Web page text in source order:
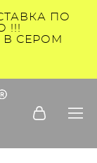
ПО
!!!
В СЕРОМ